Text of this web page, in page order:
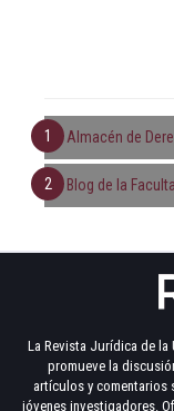
Almacén de
Blog de la
La Revista Jurídica de la
promueve la
artículos y comentarios
jóvenes investigadores.